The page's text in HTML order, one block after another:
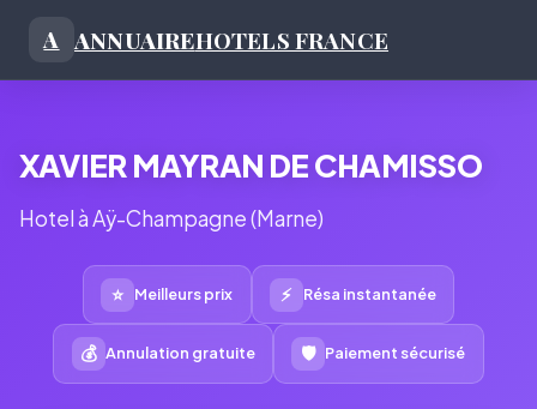
A ANNUAIREHOTELS FRANCE
XAVIER MAYRAN DE CHAMISSO
Hotel à Aÿ-Champagne (Marne)
⭐ Meilleurs prix ⚡ Résa instantanée
💰 Annulation gratuite 🛡 Paiement sécurisé